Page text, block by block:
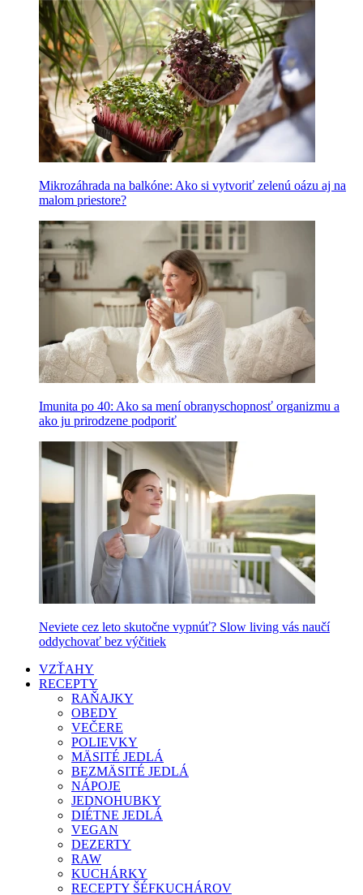
Mikrozáhrada na balkóne: Ako si vytvoriť zelenú oázu aj na
malom priestore?
Imunita po 40: Ako sa mení obranyschopnosť organizmu a
ako ju prirodzene podporiť
Neviete cez leto skutočne vypnúť? Slow living vás naučí
oddychovať bez výčitiek
VZŤAHY
RECEPTY
RAŇAJKY
OBEDY
VEČERE
POLIEVKY
MÄSITÉ JEDLÁ
BEZMÄSITÉ JEDLÁ
NÁPOJE
JEDNOHUBKY
DIÉTNE JEDLÁ
VEGAN
DEZERTY
RAW
KUCHÁRKY
RECEPTY ŠÉFKUCHÁROV